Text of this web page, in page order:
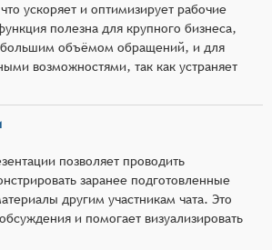
ускоряет и оптимизирует рабочие
полезна для крупного бизнеса,
большим объёмом обращений, и для
возможностями, так как устраняет
позволяет проводить
заранее подготовленные
другим участникам чата. Это
и помогает визуализировать